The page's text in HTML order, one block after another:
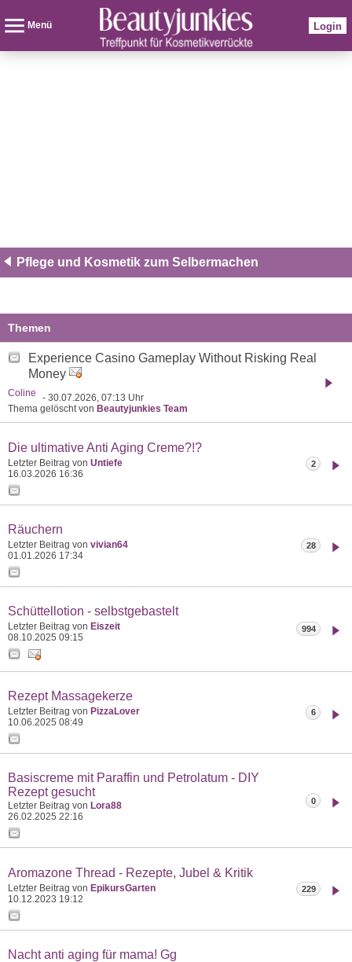
Menü Login
Pflege und Kosmetik zum Selbermachen
Themen
Experience Casino Gameplay Without Risking Real
Money
Coline
- 30.07.2026, 07:13 Uhr
Thema gelöscht von Beautyjunkies Team
Die ultimative Anti Aging Creme?!?
Letzter Beitrag von Untiefe
16.03.2026 16:36
2
Räuchern
Letzter Beitrag von vivian64
01.01.2026 17:34
28
Schüttellotion - selbstgebastelt
Letzter Beitrag von Eiszeit
08.10.2025 09:15
994
Rezept Massagekerze
Letzter Beitrag von PizzaLover
10.06.2025 08:49
6
Basiscreme mit Paraffin und Petrolatum - DIY
Rezept gesucht
Letzter Beitrag von Lora88
26.02.2025 22:16
0
Aromazone Thread - Rezepte, Jubel & Kritik
Letzter Beitrag von EpikursGarten
10.12.2023 19:12
229
Nacht anti aging für mama! Gg